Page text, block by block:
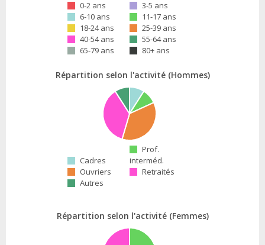
0-2 ans
3-5 ans
6-10 ans
11-17 ans
18-24 ans
25-39 ans
40-54 ans
55-64 ans
65-79 ans
80+ ans
Répartition selon l'activité (Hommes)
Cadres
Prof.
interméd.
Ouvriers
Retraités
Autres
Répartition selon l'activité (Femmes)